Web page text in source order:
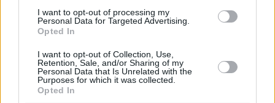
I want to opt-out of processing my
Personal Data for Targeted Advertising.
Opted In
I want to opt-out of Collection, Use,
Retention, Sale, and/or Sharing of my
Personal Data that Is Unrelated with the
Purposes for which it was collected.
Opted In
PRAKTIKUS LAKBERENDEZÉSI ÖTLETEK, TIPPEK, TANÁCSOK
5 látványos hálószobai megoldás,
amelyet később könnyű megbánni